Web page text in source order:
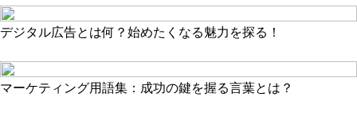
デジタル広告とは何？始めたくなる魅力を探る！
マーケティング用語集：成功の鍵を握る言葉とは？